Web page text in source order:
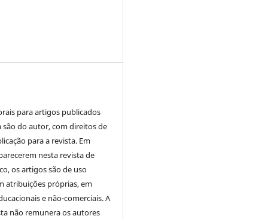
para artigos publicados
são do autor, com direitos de
para a revista. Em
nesta revista de
os artigos são de uso
atribuições próprias, em
e não-comerciais. A
não remunera os autores